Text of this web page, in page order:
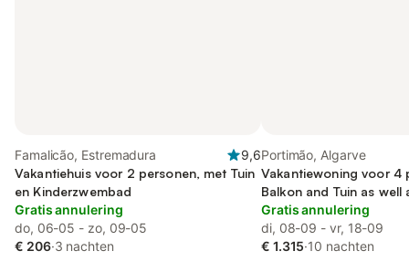
Famalicão, Estremadura
9,6
Vakantiehuis voor 2 personen, met Tuin
en Kinderzwembad
Gratis annulering
do, 06-05 - zo, 09-05
€ 206·3 nachten
Portimão, Algarve
Vakantiewoning voor 4
Balkon and Tuin as well
Kinderzwembad
Gratis annulering
di, 08-09 - vr, 18-09
€ 1.315·10 nachten